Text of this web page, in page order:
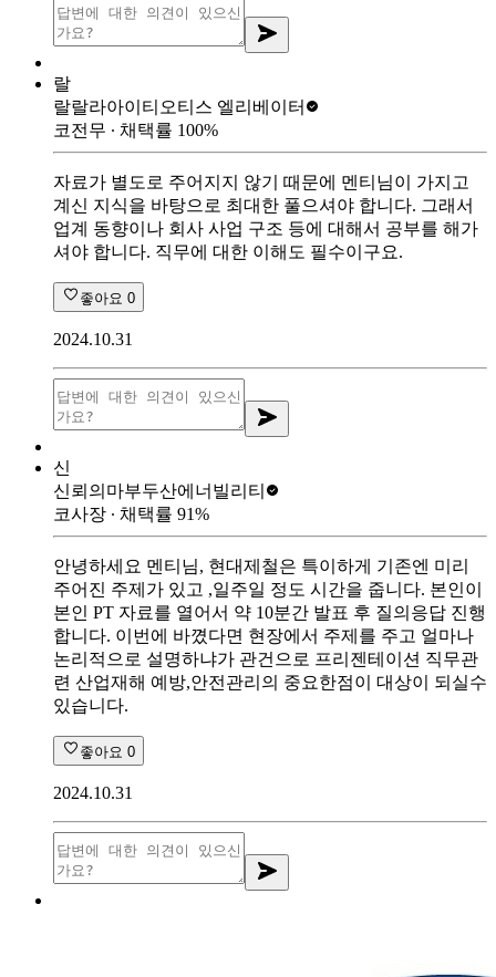
랄
랄랄라아이티 오티스 엘리베이터
코전무 ∙ 채택률 100%
자료가 별도로 주어지지 않기 때문에 멘티님이 가지고
계신 지식을 바탕으로 최대한 풀으셔야 합니다. 그래서
업계 동향이나 회사 사업 구조 등에 대해서 공부를 해가
셔야 합니다. 직무에 대한 이해도 필수이구요.
좋아요 0
2024.10.31
신
신뢰의마부두산에너빌리티
코사장 ∙ 채택률 91%
안녕하세요 멘티님, 현대제철은 특이하게 기존엔 미리
주어진 주제가 있고 ,일주일 정도 시간을 줍니다. 본인이
본인 PT 자료를 열어서 약 10분간 발표 후 질의응답 진행
합니다. 이번에 바꼈다면 현장에서 주제를 주고 얼마나
논리적으로 설명하냐가 관건으로 프리젠테이션 직무관
련 산업재해 예방,안전관리의 중요한점이 대상이 되실수
있습니다.
좋아요 0
2024.10.31